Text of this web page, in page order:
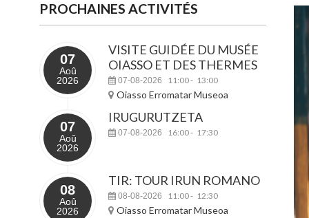
PROCHAINES ACTIVITÉS
07
Aoû
2026
VISITE GUIDÉE DU MUSÉE
OIASSO ET DES THERMES
07-08-2026 11:00- 13:00
Oiasso Erromatar Museoa
07
Aoû
2026
IRUGURUTZETA
07-08-2026 16:00- 17:30
08
Aoû
2026
TIR: TOUR IRUN ROMANO
08-08-2026 11:00- 12:30
Oiasso Erromatar Museoa